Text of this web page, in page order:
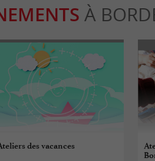
À
des vacances